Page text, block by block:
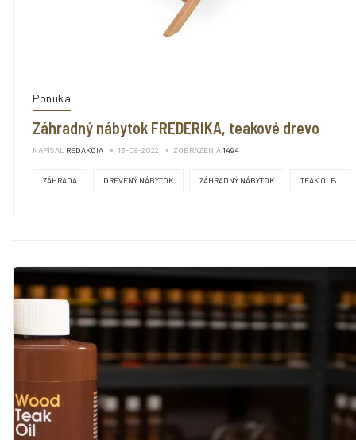
Ponuka
Záhradný nábytok FREDERIKA, teakové drevo
NAPÍSAL REDAKCIA 13-08-2022 ZOBRAZENIA 1494
ZÁHRADA DREVENÝ NÁBYTOK ZÁHRADNÝ NÁBYTOK TEAK OLEJ